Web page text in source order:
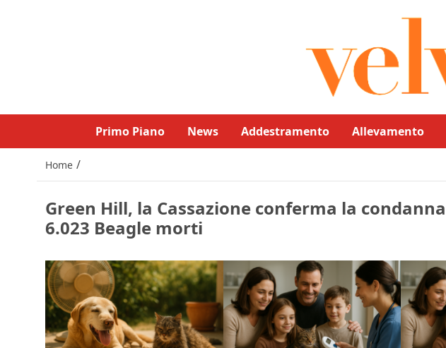
Primo Piano News Addestramento Allevamento
Home /
Green Hill, la Cassazione conferma la
6.023 Beagle morti